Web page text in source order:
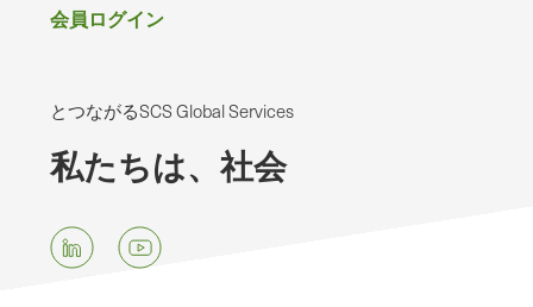
会員ログイン
とつながるSCS Global Services
私たちは、社会